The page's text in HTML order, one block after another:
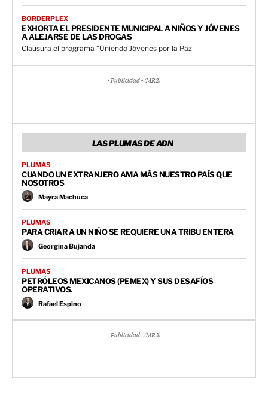
BORDERPLEX
EXHORTA EL PRESIDENTE MUNICIPAL A NIÑOS Y JÓVENES
A ALEJARSE DE LAS DROGAS
Clausura el programa “Uniendo Jóvenes por la Paz"
- Publicidad - (MR2)
LAS PLUMAS DE ADN
PLUMAS
CUANDO UN EXTRANJERO AMA MÁS NUESTRO PAÍS QUE
NOSOTROS
Mayra Machuca
PLUMAS
PARA CRIAR A UN NIÑO SE REQUIERE UNA TRIBU ENTERA
Georgina Bujanda
PLUMAS
PETRÓLEOS MEXICANOS (PEMEX) Y SUS DESAFÍOS
OPERATIVOS.
Rafael Espino
- Publicidad - (MR3)